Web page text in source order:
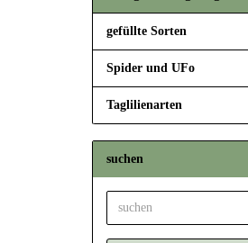
gefüllte Sorten
Spider und UFo
Taglilienarten
suchen